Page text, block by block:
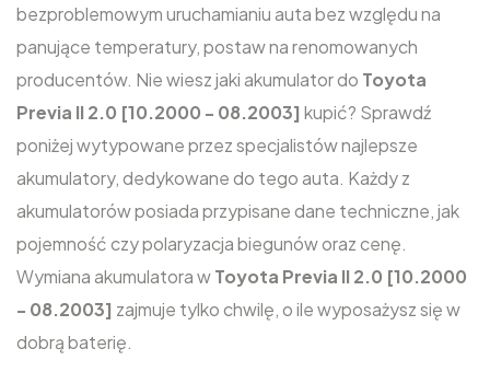
bezproblemowym uruchamianiu auta bez względu na
panujące temperatury, postaw na renomowanych
producentów. Nie wiesz jaki akumulator do Toyota
Previa II 2.0 [10.2000 - 08.2003] kupić? Sprawdź
poniżej wytypowane przez specjalistów najlepsze
akumulatory, dedykowane do tego auta. Każdy z
akumulatorów posiada przypisane dane techniczne, jak
pojemność czy polaryzacja biegunów oraz cenę.
Wymiana akumulatora wToyota Previa II 2.0 [10.2000
- 08.2003] zajmuje tylko chwilę, o ile wyposażysz się w
dobrą baterię.